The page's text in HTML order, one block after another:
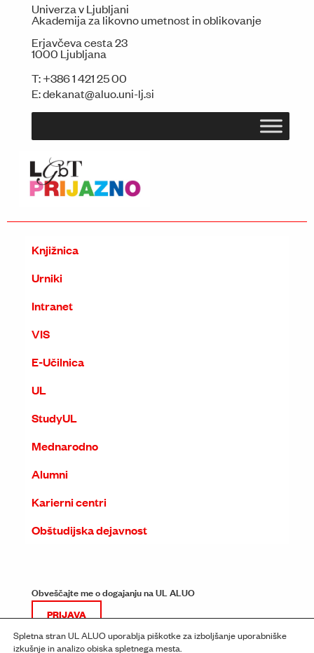
Univerza v Ljubljani
Akademija za likovno umetnost in oblikovanje
Erjavčeva cesta 23
1000 Ljubljana
T:+386 1 421 25 00
E:dekanat@aluo.uni-lj.si
Knjižnica
Urniki
Intranet
VIS
E-Učilnica
UL
StudyUL
Mednarodno
Alumni
Karierni centri
Obštudijska dejavnost
Obveščajte me o dogajanju na UL ALUO
PRIJAVA
Spletna stran UL ALUO uporablja piškotke za izboljšanje uporabniške
izkušnje in analizo obiska spletnega mesta.